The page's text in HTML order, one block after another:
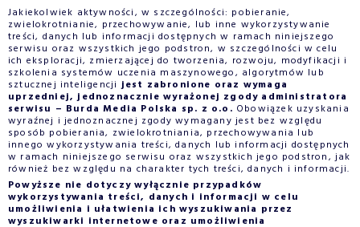
Jakiekolwiek aktywności, w szczególności: pobieranie,
zwielokrotnianie, przechowywanie, lub inne wykorzystywanie
treści, danych lub informacji dostępnych w ramach niniejszego
serwisu oraz wszystkich jego podstron, w szczególności w celu
ich eksploracji, zmierzającej do tworzenia, rozwoju, modyfikacji i
szkolenia systemów uczenia maszynowego, algorytmów lub
sztucznej inteligencjijest zabronione oraz wymaga
uprzedniej, jednoznacznie wyrażonej zgody administratora
serwisu – Burda Media Polska sp. z o.o. Obowiązek uzyskania
wyraźnej i jednoznacznej zgody wymagany jest bez względu
sposób pobierania, zwielokrotniania, przechowywania lub
innego wykorzystywania treści, danych lub informacji dostępnych
w ramach niniejszego serwisu oraz wszystkich jego podstron, jak
również bez względu na charakter tych treści, danych i informacji.
Powyższe nie dotyczy wyłącznie przypadków
wykorzystywania treści, danych i informacji w celu
umożliwienia i ułatwienia ich wyszukiwania przez
wyszukiwarki internetowe oraz umożliwienia